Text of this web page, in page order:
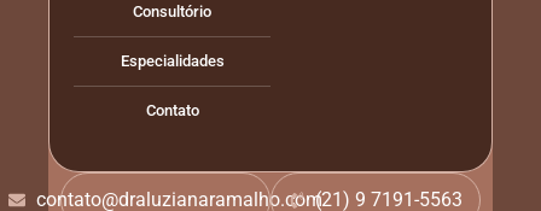
Consultório
Especialidades
Contato
contato@draluzianaramalho.com(21) 9 7191-5563